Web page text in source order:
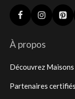
À propos
Découvrez
Partenaires certifiés